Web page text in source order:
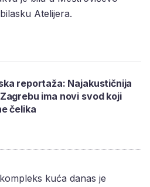
Atelijera.
reportaža: Najakustičnija
ima novi svod koji
čelika
kuća danas je